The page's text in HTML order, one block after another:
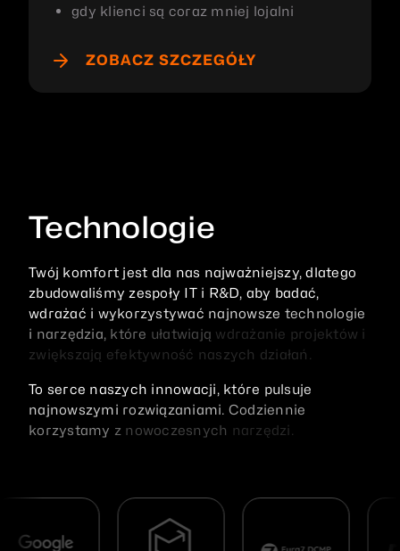
gdy klienci są coraz mniej lojalni
ZOBACZ SZCZEGÓŁY
Technologie
Twój komfort jest dla nas najważniejszy, dlatego
zbudowaliśmy zespoły IT i R&D, aby badać,
wdrażać i wykorzystywać najnowsze technologie
i narzędzia, które ułatwiają wdrażanie projektów i
zwiększają efektywność naszych działań.
To serce naszych innowacji, które pulsuje
najnowszymi rozwiązaniami. Codziennie
korzystamy z nowoczesnych narzędzi.